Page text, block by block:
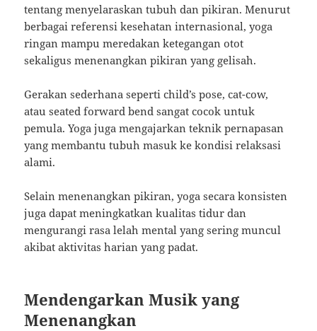
tentang menyelaraskan tubuh dan pikiran. Menurut
berbagai referensi kesehatan internasional, yoga
ringan mampu meredakan ketegangan otot
sekaligus menenangkan pikiran yang gelisah.
Gerakan sederhana seperti child’s pose, cat-cow,
atau seated forward bend sangat cocok untuk
pemula. Yoga juga mengajarkan teknik pernapasan
yang membantu tubuh masuk ke kondisi relaksasi
alami.
Selain menenangkan pikiran, yoga secara konsisten
juga dapat meningkatkan kualitas tidur dan
mengurangi rasa lelah mental yang sering muncul
akibat aktivitas harian yang padat.
Mendengarkan Musik yang
Menenangkan